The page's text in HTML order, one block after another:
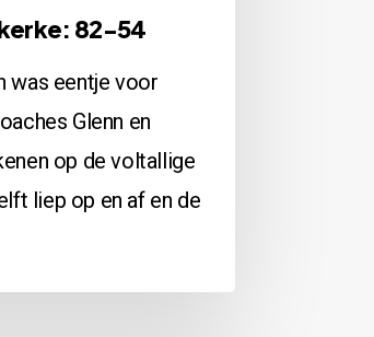
82-54
was eentje voor
Glenn en
op de voltallige
liep op en af en de